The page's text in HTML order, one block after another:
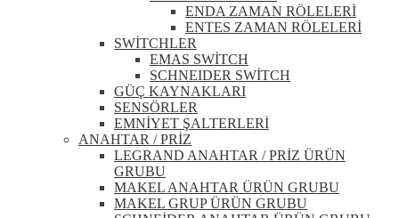
ENDA ZAMAN RÖLELERİ
ENTES ZAMAN RÖLELERİ
SWİTCHLER
EMAS SWİTCH
SCHNEIDER SWİTCH
GÜÇ KAYNAKLARI
SENSÖRLER
EMNİYET ŞALTERLERİ
ANAHTAR / PRİZ
LEGRAND ANAHTAR / PRİZ ÜRÜN
GRUBU
MAKEL ANAHTAR ÜRÜN GRUBU
MAKEL GRUP ÜRÜN GRUBU